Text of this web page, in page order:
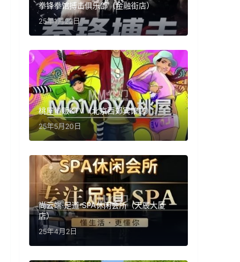
拳锋拳馆搏击俱乐部（金融街店）
25年1月22日
桃屋量贩KTV（北京西郊宾馆店）
25年5月20日
尚云端·足道·SPA休闲会所（天辰大厦
店）
25年4月2日